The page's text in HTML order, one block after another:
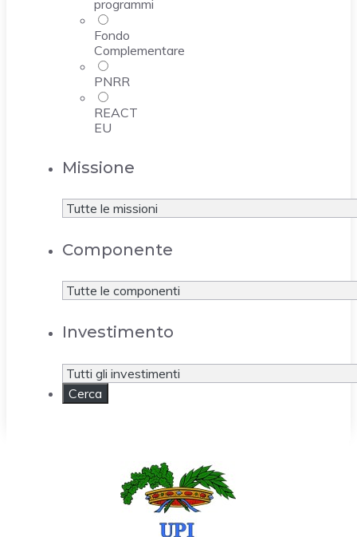
programmi
Fondo
Complementare
PNRR
REACT
EU
Missione
Componente
Investimento